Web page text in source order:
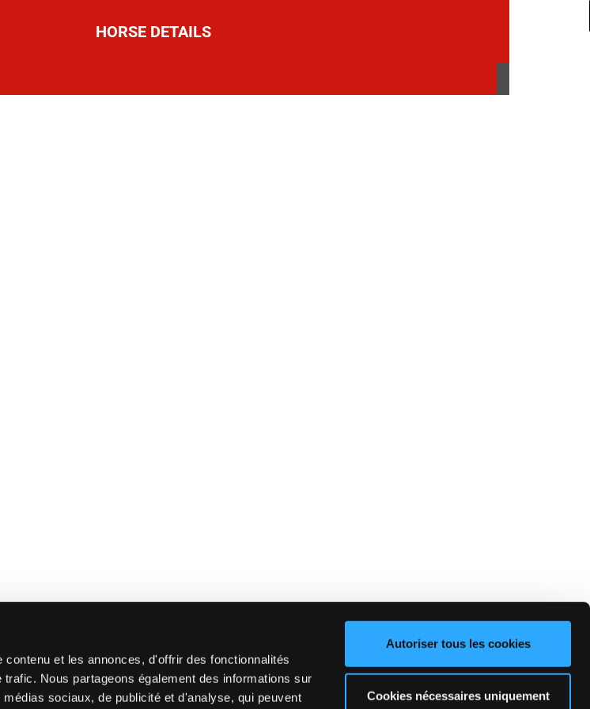
et les annonces, d'offrir des fonctionnalités
Nous partageons également des informations sur
sociaux, de publicité et d'analyse, qui peuvent
Autoriser tous les cookies
Cookies nécessaires uniquement
HORSE DETAILS